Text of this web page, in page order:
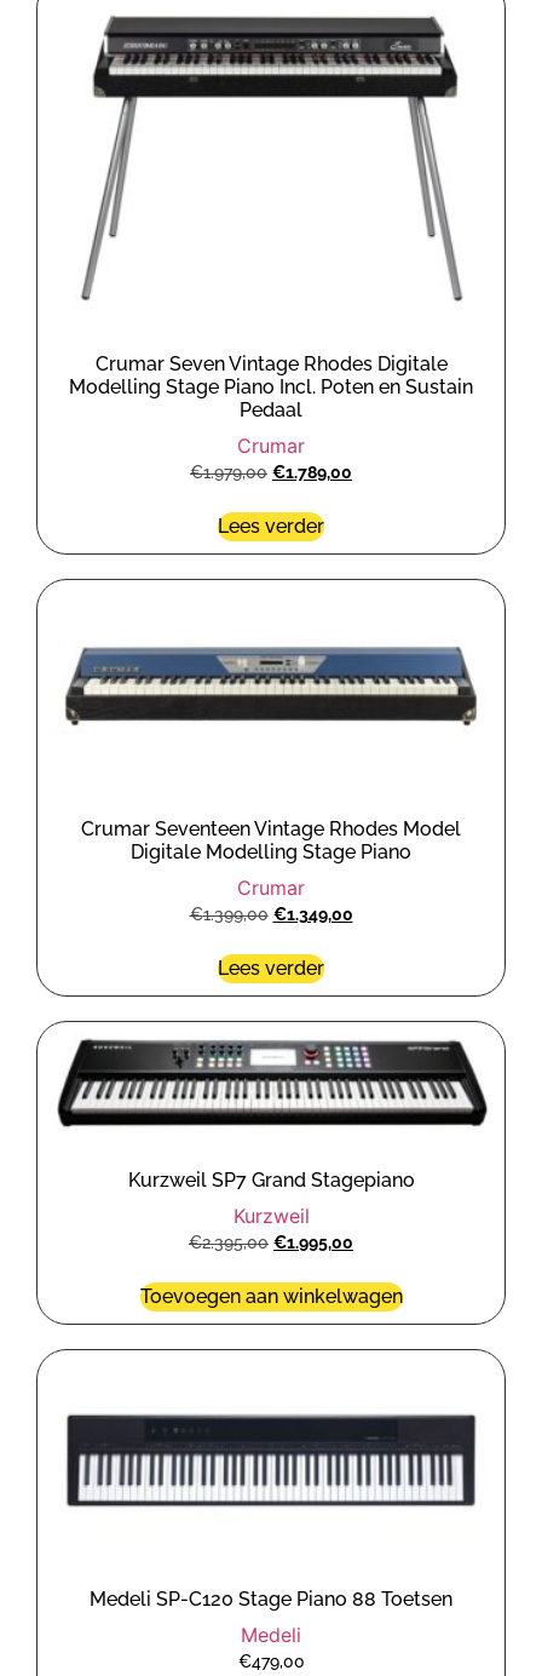
Crumar Seven Vintage Rhodes Digitale
Modelling Stage Piano Incl. Poten en Sustain
Pedaal
Crumar
€1.979,00 €1.789,00
Lees verder
Crumar Seventeen Vintage Rhodes Model
Digitale Modelling Stage Piano
Crumar
€1.399,00 €1.349,00
Lees verder
Kurzweil SP7 Grand Stagepiano
Kurzweil
€2.395,00 €1.995,00
Toevoegen aan winkelwagen
Medeli SP-C120 Stage Piano 88 Toetsen
Medeli
€479,00